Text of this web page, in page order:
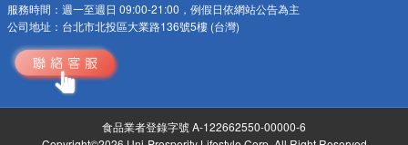
服務時間： 週一至週日 09:00-21:00，例假日依網站公告為主
公司地址： 台北市北投區大業路136號5樓 (台灣)
食品業者登錄字號 A-122662550-00000-6